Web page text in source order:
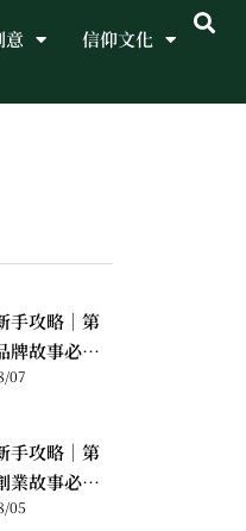
意 信仰文化
手攻略｜第
牌故事必讀
07
手攻略｜第
業故事必讀
05